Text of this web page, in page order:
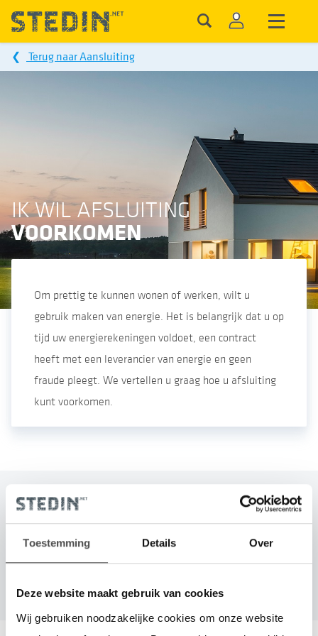
Toestemming Details Over
Deze website maakt gebruik van cookies
Wij gebruiken noodzakelijke cookies om onze website
❮ Terug naar Aansluiting
IK WIL AFSLUITING
VOORKOMEN
Om prettig te kunnen wonen of werken, wilt u
gebruik maken van energie. Het is belangrijk dat u op
tijd uw energierekeningen voldoet, een contract
heeft met een leverancier van energie en geen
fraude pleegt. We vertellen u graag hoe u afsluiting
kunt voorkomen.
ontvangen
Inloggen